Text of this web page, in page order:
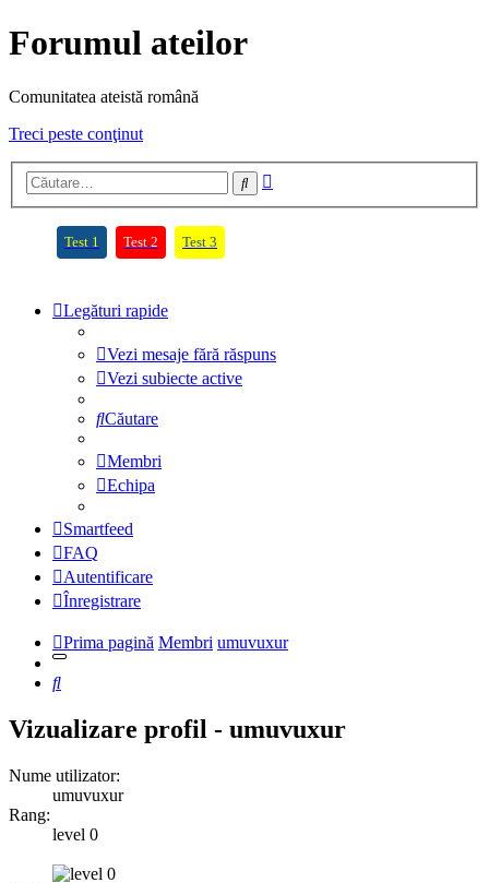
Forumul ateilor
Comunitatea ateistă română
Treci peste conţinut
Căutare
Test 1 (Opens a new tab)
Test 2 (Opens a new tab)
Test 3
Legături rapide
Vezi mesaje fără răspuns
Vezi subiecte active
Căutare
Membri
Echipa
Smartfeed
FAQ
Autentificare
Înregistrare
Prima pagină Membri umuvuxur
Căutare
Vizualizare profil - umuvuxur
Nume utilizator:
umuvuxur
Rang:
level 0